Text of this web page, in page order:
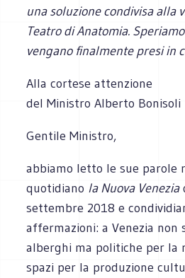
una soluzione condivisa alla
Teatro di Anatomia.
vengano finalmente presi in
Alla cortese attenzione
del Ministro Alberto Bonisoli
Gentile Ministro,
abbiamo letto le sue parole
quotidiano la Nuova Venezia
settembre 2018 e
affermazioni: a Venezia non
alberghi ma politiche per la
spazi per la produzione